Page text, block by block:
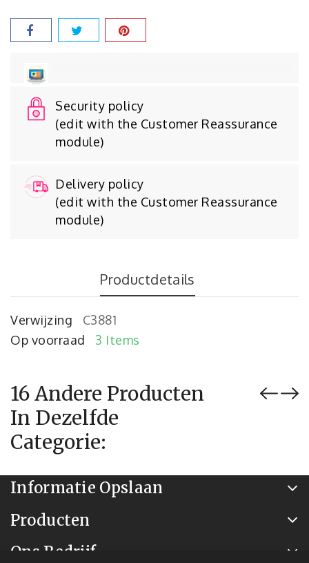
Security policy
(edit with the Customer Reassurance
module)
Delivery policy
(edit with the Customer Reassurance
module)
Productdetails
Verwijzing
C3881
Op voorraad
3 Items
16 Andere Producten
In Dezelfde
Categorie:
Informatie Opslaan
Producten
Ons Bedrijf